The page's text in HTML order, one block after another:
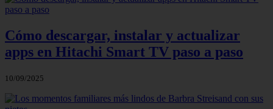
Cómo descargar, instalar y actualizar
apps en Hitachi Smart TV paso a paso
10/09/2025